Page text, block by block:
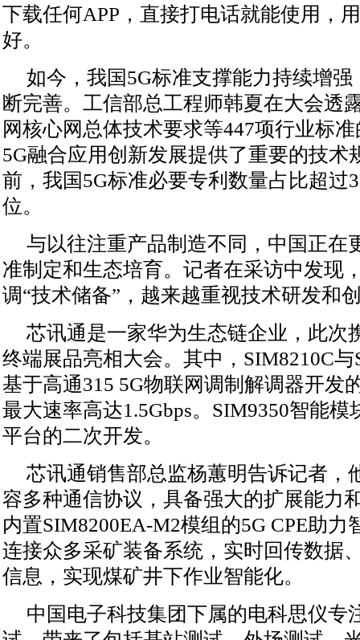
下载任何APP，直接打电话就能使用，
好。
如今，我国5G标准支撑能力持续增强
断完善。工信部总工程师韩夏在大会透
网核心网总体技术要求等447项行业标
5G融合应用创新发展提供了重要的技术
前，我国5G标准必要专利数量占比超过
位。
与以往注重产品制造不同，中国正在
准制定和生态培育。记者在采访中发现
调“技术储备”，越来越重视技术研发和
芯讯通是一家华为生态链企业，此次
终端展品亮相大会。其中，SIM8210C与
基于高通315 5G物联网调制解调器开发
最大速率高达1.5Gbps。SIM9350智能模
平台的二次开发。
芯讯通销售部总监杨蕙明告诉记者，
容多种通信协议，具备强大的扩展能力
内置SIM8200EA-M2模组的5G CPE助力
连接众多采矿装备系统，实时回传数据
信息，实现煤矿井下作业智能化。
中国电子科技集团下属的电科思仪专